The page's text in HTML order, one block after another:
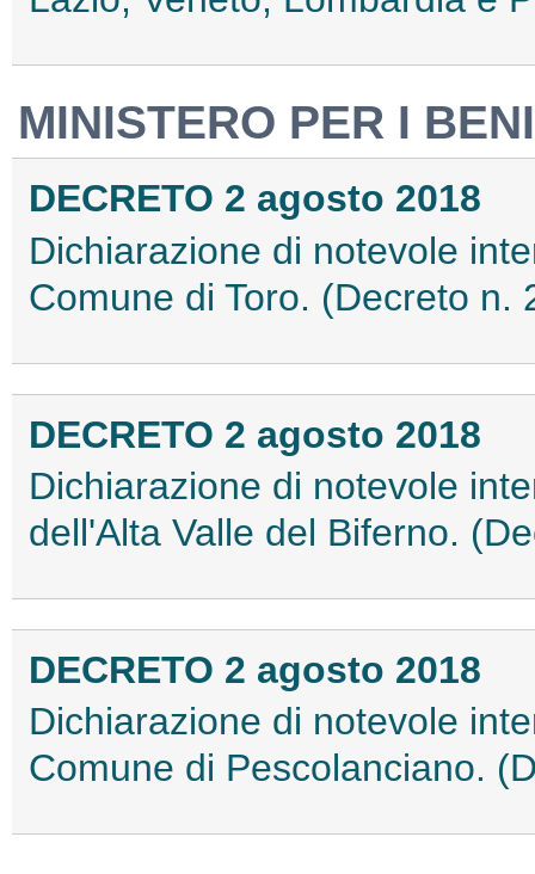
MINISTERO PER I
DECRETO 2 agosto 2018
Dichiarazione di notevole
Comune di Toro. (Decreto n.
DECRETO 2 agosto 2018
Dichiarazione di notevole
dell'Alta Valle del Biferno.
DECRETO 2 agosto 2018
Dichiarazione di notevole
Comune di Pescolanciano.